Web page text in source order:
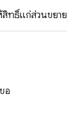
สิทธิ์แก่ส่วนขยาย
อ